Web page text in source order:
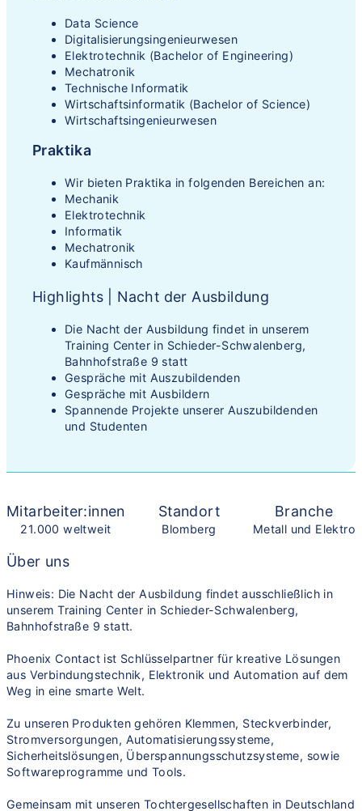
Data Science
Digitalisierungsingenieurwesen
Elektrotechnik (Bachelor of Engineering)
Mechatronik
Technische Informatik
Wirtschaftsinformatik (Bachelor of Science)
Wirtschaftsingenieurwesen
Praktika
Wir bieten Praktika in folgenden Bereichen an:
Mechanik
Elektrotechnik
Informatik
Mechatronik
Kaufmännisch
Highlights | Nacht der Ausbildung
Die Nacht der Ausbildung findet in unserem
Training Center in Schieder-Schwalenberg,
Bahnhofstraße 9 statt
Gespräche mit Auszubildenden
Gespräche mit Ausbildern
Spannende Projekte unserer Auszubildenden
und Studenten
Mitarbeiter:innen
21.000 weltweit
Standort
Blomberg
Branche
Metall und Elektro
Über uns
Hinweis: Die Nacht der Ausbildung findet ausschließlich in
unserem Training Center in Schieder-Schwalenberg,
Bahnhofstraße 9 statt.
Phoenix Contact ist Schlüsselpartner für kreative Lösungen
aus Verbindungstechnik, Elektronik und Automation auf dem
Weg in eine smarte Welt.
Zu unseren Produkten gehören Klemmen, Steckverbinder,
Stromversorgungen, Automatisierungssysteme,
Sicherheitslösungen, Überspannungsschutzsysteme, sowie
Softwareprogramme und Tools.
Gemeinsam mit unseren Tochtergesellschaften in Deutschland